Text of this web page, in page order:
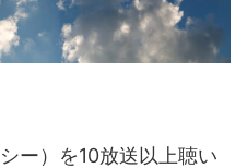
ー）を10放送以上聴い